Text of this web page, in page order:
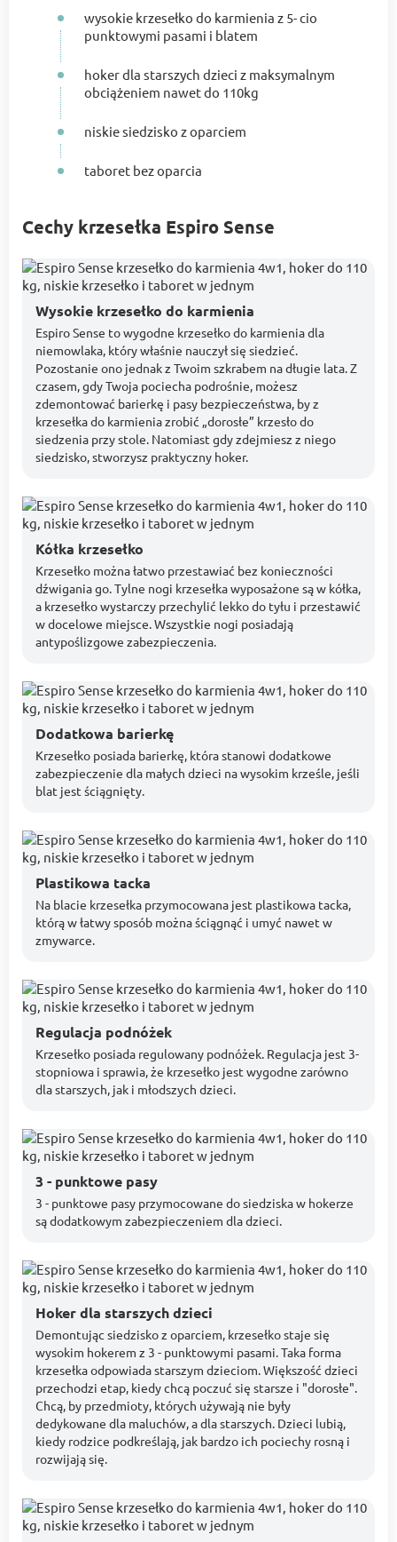
wysokie krzesełko do karmienia z 5- cio
punktowymi pasami i blatem
hoker dla starszych dzieci z maksymalnym
obciążeniem nawet do 110kg
niskie siedzisko z oparciem
taboret bez oparcia
Cechy krzesełka Espiro Sense
Wysokie krzesełko do karmienia
Espiro Sense to wygodne krzesełko do karmienia dla
niemowlaka, który właśnie nauczył się siedzieć.
Pozostanie ono jednak z Twoim szkrabem na długie lata. Z
czasem, gdy Twoja pociecha podrośnie, możesz
zdemontować barierkę i pasy bezpieczeństwa, by z
krzesełka do karmienia zrobić „dorosłe” krzesło do
siedzenia przy stole. Natomiast gdy zdejmiesz z niego
siedzisko, stworzysz praktyczny hoker.
Kółka krzesełko
Krzesełko można łatwo przestawiać bez konieczności
dźwigania go. Tylne nogi krzesełka wyposażone są w kółka,
a krzesełko wystarczy przechylić lekko do tyłu i przestawić
w docelowe miejsce. Wszystkie nogi posiadają
antypoślizgowe zabezpieczenia.
Dodatkowa barierkę
Krzesełko posiada barierkę, która stanowi dodatkowe
zabezpieczenie dla małych dzieci na wysokim krześle, jeśli
blat jest ściągnięty.
Plastikowa tacka
Na blacie krzesełka przymocowana jest plastikowa tacka,
którą w łatwy sposób można ściągnąć i umyć nawet w
zmywarce.
Regulacja podnóżek
Krzesełko posiada regulowany podnóżek. Regulacja jest 3-
stopniowa i sprawia, że krzesełko jest wygodne zarówno
dla starszych, jak i młodszych dzieci.
3 - punktowe pasy
3 - punktowe pasy przymocowane do siedziska w hokerze
są dodatkowym zabezpieczeniem dla dzieci.
Hoker dla starszych dzieci
Demontując siedzisko z oparciem, krzesełko staje się
wysokim hokerem z 3 - punktowymi pasami. Taka forma
krzesełka odpowiada starszym dzieciom. Większość dzieci
przechodzi etap, kiedy chcą poczuć się starsze i "dorosłe".
Chcą, by przedmioty, których używają nie były
dedykowane dla maluchów, a dla starszych. Dzieci lubią,
kiedy rodzice podkreślają, jak bardzo ich pociechy rosną i
rozwijają się.